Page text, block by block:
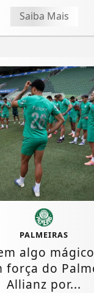
Saiba Mais
PALMEIRAS
algo
força do
Allianz por...